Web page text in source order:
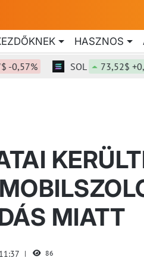
HASZNOS
SOL 73,52$ +0,28%
MIATT
11:37 86